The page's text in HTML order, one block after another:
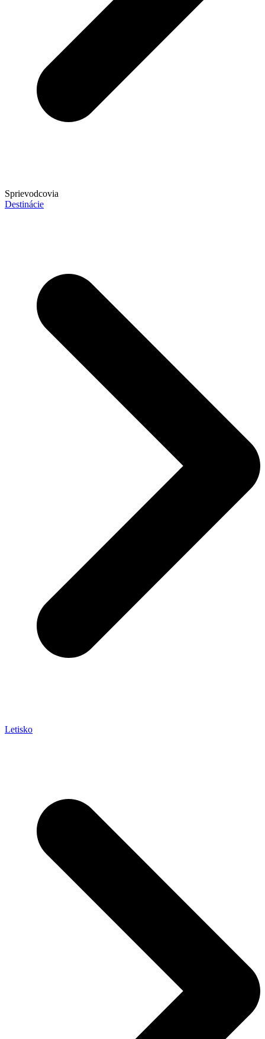
Sprievodcovia
Destinácie
Letisko